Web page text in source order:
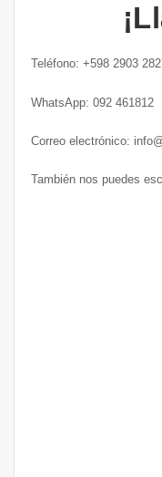
Teléfono: +598 2903
WhatsApp: 092 461812
Correo electrónico:
También nos puedes